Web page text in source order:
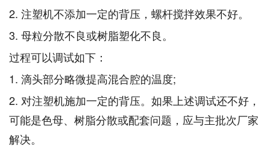
2. 注塑机不添加一定的背压，螺杆搅拌效果不好。
3. 母粒分散不良或树脂塑化不良。
过程可以调试如下：
1. 滴头部分略微提高混合腔的温度;
2. 对注塑机施加一定的背压。如果上述调试还不好，
可能是色母、树脂分散或配套问题，应与主批次厂家
解决。